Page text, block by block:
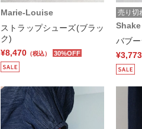
Marie-Louise
ストラップシューズ(ブラッ
ク)
¥8,470 （税込） 30%OFF
売り切
バブ
¥3,773